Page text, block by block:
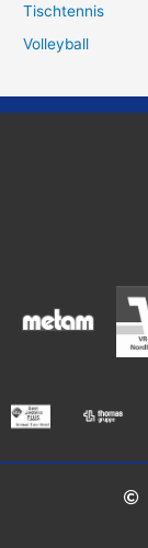
Tischtennis
Volleyball